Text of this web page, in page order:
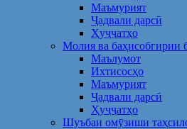
Маъмурият
Ҷадвали дарсӣ
Ҳуҷҷатҳо
Молия ва баҳисобгирии
Маълумот
Ихтисосҳо
Маъмурият
Ҷадвали дарсӣ
Ҳуҷҷатҳо
Шуъбаи омӯзиши